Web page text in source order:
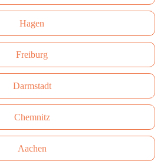
Hagen
Freiburg
Darmstadt
Сhemnitz
Aachen